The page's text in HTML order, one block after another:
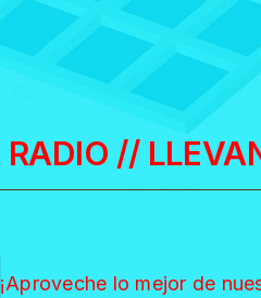
¡Aproveche lo mejor de